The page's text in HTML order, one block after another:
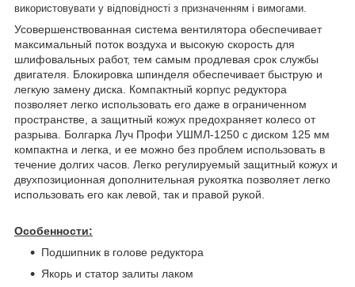
використовувати у відповідності з призначенням і вимогами.
Усовершенствованная система вентилятора обеспечивает
максимальный поток воздуха и высокую скорость для
шлифовальных работ, тем самым продлевая срок службы
двигателя. Блокировка шпинделя обеспечивает быструю и
легкую замену диска. Компактный корпус редуктора
позволяет легко использовать его даже в ограниченном
пространстве, а защитный кожух предохраняет колесо от
разрыва. Болгарка Луч Профи УШМЛ-1250 с диском 125 мм
компактна и легка, и ее можно без проблем использовать в
течение долгих часов. Легко регулируемый защитный кожух и
двухпозиционная дополнительная рукоятка позволяет легко
использовать его как левой, так и правой рукой.
Особенности:
Подшипник в голове редуктора
Якорь и статор залиты лаком